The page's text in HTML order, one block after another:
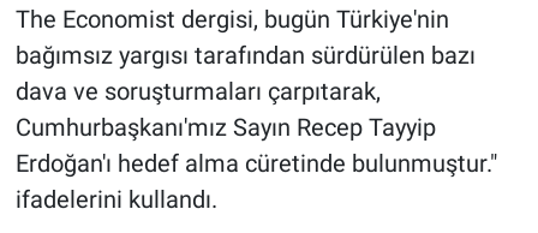
The Economist dergisi, bugün Türkiye'nin
bağımsız yargısı tarafından sürdürülen bazı
dava ve soruşturmaları çarpıtarak,
Cumhurbaşkanı'mız Sayın Recep Tayyip
Erdoğan'ı hedef alma cüretinde bulunmuştur."
ifadelerini kullandı.